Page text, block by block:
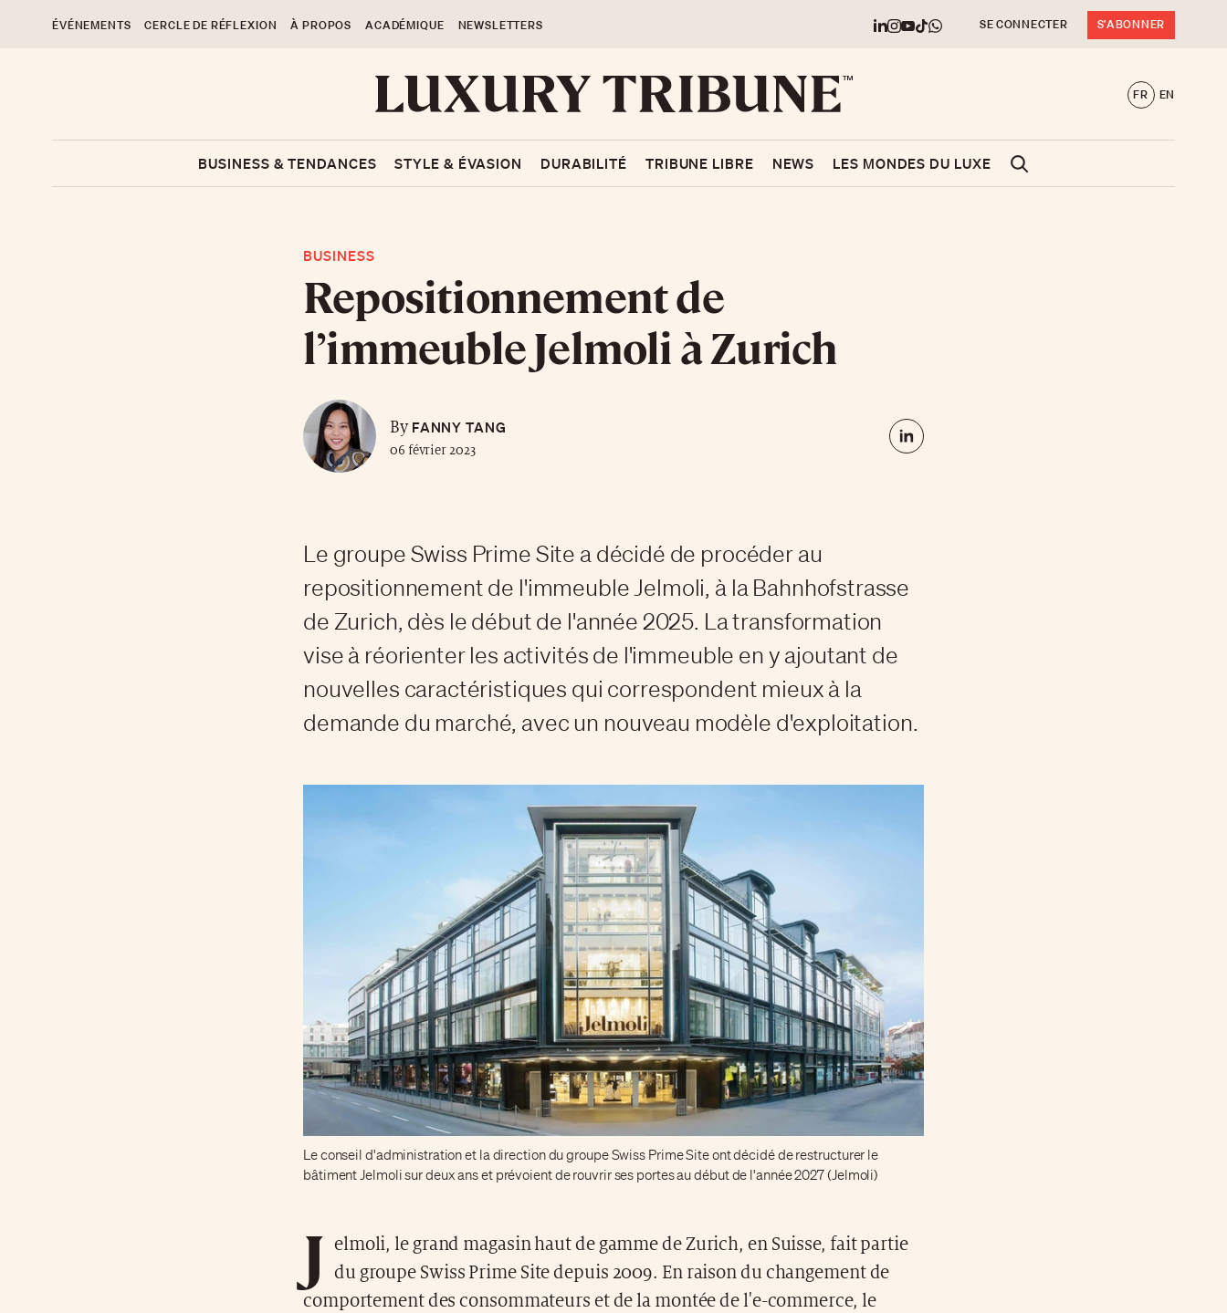
ÉVÉNEMENTS CERCLE DE RÉFLEXION À PROPOS ACADÉMIQUE NEWSLETTERS SE CONNECTER S'ABONNER
FR EN
BUSINESS & TENDANCES STYLE & ÉVASION DURABILITÉ TRIBUNE LIBRE NEWS LES MONDES DU LUXE
BUSINESS
Repositionnement de
l’immeuble Jelmoli à Zurich
ByFANNY TANG
06 février 2023
Le groupe Swiss Prime Site a décidé de procéder au
repositionnement de l'immeuble Jelmoli, à la Bahnhofstrasse
de Zurich, dès le début de l'année 2025. La transformation
vise à réorienter les activités de l'immeuble en y ajoutant de
nouvelles caractéristiques qui correspondent mieux à la
demande du marché, avec un nouveau modèle d'exploitation.
Le conseil d'administration et la direction du groupe Swiss Prime Site ont décidé de restructurer le
bâtiment Jelmoli sur deux ans et prévoient de rouvrir ses portes au début de l'année 2027 (Jelmoli)
J
elmoli, le grand magasin haut de gamme de Zurich, en Suisse, fait partie
du groupe Swiss Prime Site depuis 2009. En raison du changement de
comportement des consommateurs et de la montée de l'e-commerce, le